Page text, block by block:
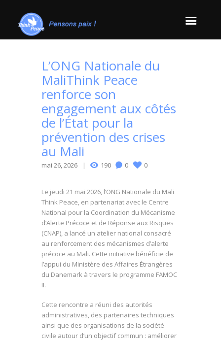
L’ONG Nationale du
MaliThink Peace
renforce son
engagement aux côtés
de l’État pour la
prévention des crises
au Mali
mai 26, 2026 190 0 0
Le jeudi 21 mai 2026, l’ONG Nationale du Mali
Think Peace, en partenariat avec le Centre
National pour la Coordination du Mécanisme
d’Alerte Précoce et de Réponse aux Risques
(CNAP), a lancé un atelier national consacré
au renforcement des mécanismes d’alerte
précoce au Mali. Cette initiative bénéficie de
l’appui du Ministère des Affaires Étrangères
du Danemark à travers le programme FAMOC
II.
Cette rencontre a réuni des autorités
administratives, des partenaires techniques
ainsi que des organisations de la société
civile autour d’un objectif commun : améliorer